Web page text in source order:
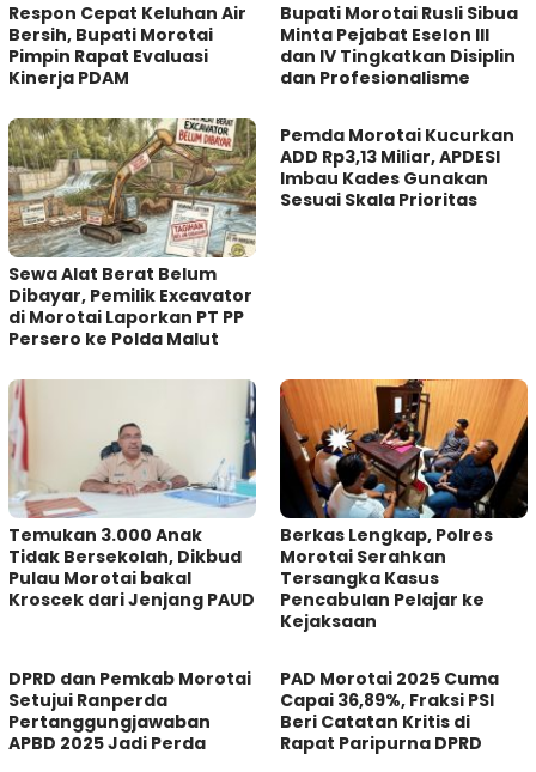
Respon Cepat Keluhan Air
Bersih, Bupati Morotai
Pimpin Rapat Evaluasi
Kinerja PDAM
Bupati Morotai Rusli Sibua
Minta Pejabat Eselon III
dan IV Tingkatkan Disiplin
dan Profesionalisme
Sewa Alat Berat Belum
Dibayar, Pemilik Excavator
di Morotai Laporkan PT PP
Persero ke Polda Malut
Pemda Morotai Kucurkan
ADD Rp3,13 Miliar, APDESI
Imbau Kades Gunakan
Sesuai Skala Prioritas
Temukan 3.000 Anak
Tidak Bersekolah, Dikbud
Pulau Morotai bakal
Kroscek dari Jenjang PAUD
Berkas Lengkap, Polres
Morotai Serahkan
Tersangka Kasus
Pencabulan Pelajar ke
Kejaksaan
DPRD dan Pemkab Morotai
Setujui Ranperda
Pertanggungjawaban
APBD 2025 Jadi Perda
PAD Morotai 2025 Cuma
Capai 36,89%, Fraksi PSI
Beri Catatan Kritis di
Rapat Paripurna DPRD